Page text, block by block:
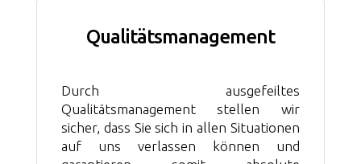
Qualitätsmanagement
Durch ausgefeiltes
Qualitätsmanagement stellen wir
sicher, dass Sie sich in allen Situationen
auf uns verlassen können und